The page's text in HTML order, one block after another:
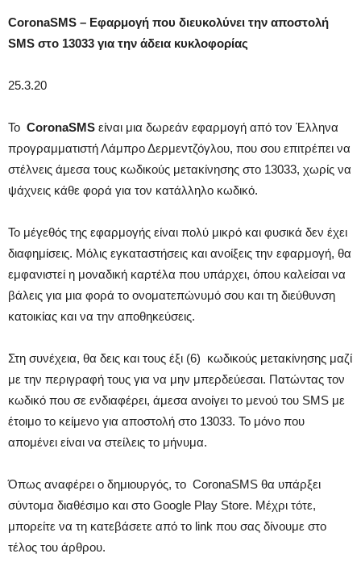
CoronaSMS – Εφαρμογή που διευκολύνει την αποστολή
SMS στο 13033 για την άδεια κυκλοφορίας
25.3.20
Το CoronaSMS είναι μια δωρεάν εφαρμογή από τον Έλληνα
προγραμματιστή Λάμπρο Δερμεντζόγλου, που σου επιτρέπει να
στέλνεις άμεσα τους κωδικούς μετακίνησης στο 13033, χωρίς να
ψάχνεις κάθε φορά για τον κατάλληλο κωδικό.
Το μέγεθός της εφαρμογής είναι πολύ μικρό και φυσικά δεν έχει
διαφημίσεις. Μόλις εγκαταστήσεις και ανοίξεις την εφαρμογή, θα
εμφανιστεί η μοναδική καρτέλα που υπάρχει, όπου καλείσαι να
βάλεις για μια φορά το ονοματεπώνυμό σου και τη διεύθυνση
κατοικίας και να την αποθηκεύσεις.
Στη συνέχεια, θα δεις και τους έξι (6) κωδικούς μετακίνησης μαζί
με την περιγραφή τους για να μην μπερδεύεσαι. Πατώντας τον
κωδικό που σε ενδιαφέρει, άμεσα ανοίγει το μενού του SMS με
έτοιμο το κείμενο για αποστολή στο 13033. Το μόνο που
απομένει είναι να στείλεις το μήνυμα.
Όπως αναφέρει ο δημιουργός, το CoronaSMS θα υπάρξει
σύντομα διαθέσιμο και στο Google Play Store. Μέχρι τότε,
μπορείτε να τη κατεβάσετε από το link που σας δίνουμε στο
τέλος του άρθρου.